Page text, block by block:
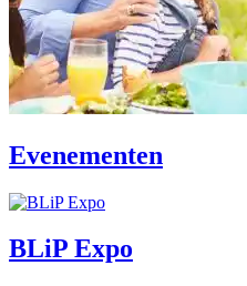
Evenementen
BLiP Expo